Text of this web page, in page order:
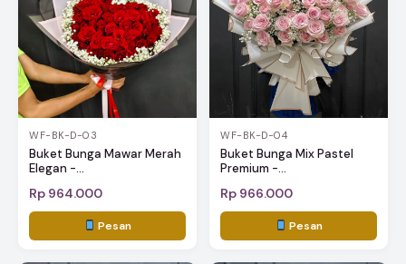
WF-BK-D-03
Buket Bunga Mawar Merah
Elegan -...
Rp 964.000
Pesan
WF-BK-D-04
Buket Bunga Mix Pastel
Premium -...
Rp 966.000
Pesan